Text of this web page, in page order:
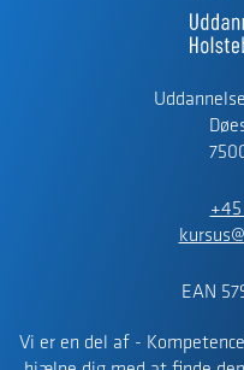
+45
EAN
Vi er en del af -